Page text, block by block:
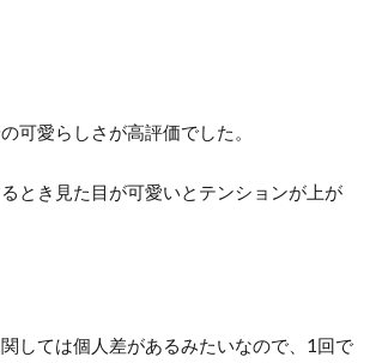
可愛らしさが高評価でした。
とき見た目が可愛いとテンションが上が
しては個人差があるみたいなので、1回で